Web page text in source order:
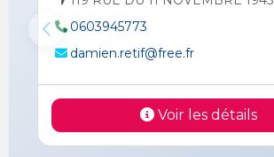
0603945773
damien.retif@free.fr
Voir les détails